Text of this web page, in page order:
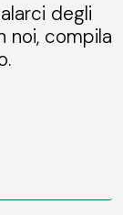
degli
compila